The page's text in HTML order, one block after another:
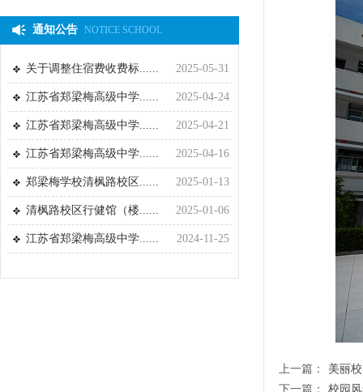
上一篇：
美丽
下一篇：
校园
关于调整住宿费收费标...... 2025-05-31
江苏省郑梁梅高级中学...... 2025-04-24
江苏省郑梁梅高级中学...... 2025-04-21
江苏省郑梁梅高级中学...... 2025-04-16
郑梁梅学校清枫路校区...... 2025-01-13
清枫路校区行健馆（楼...... 2025-01-06
江苏省郑梁梅高级中学...... 2024-11-25
通知公告 NOTICE SCHOOL